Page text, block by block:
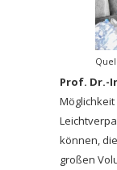
Prof. Dr.-
können,
großen